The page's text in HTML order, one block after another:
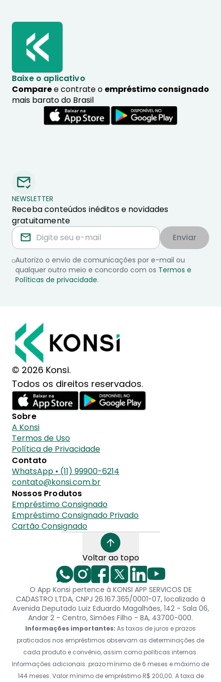
Baixe o aplicativo
Comparee contrate o empréstimo consignado
mais barato do Brasil
NEWSLETTER
Receba conteúdos inéditos e novidades
gratuitamente
Enviar
Autorizo o envio de comunicações por e-mail ou
qualquer outro meio e concordo com os Termos e
Políticas de privacidade.
© 2026 Konsi.
Todos os direitos reservados.
Sobre
A Konsi
Termos de Uso
Política de Privacidade
Contato
WhatsApp • (11) 99900-6214
contato@konsi.com.br
Nossos Produtos
Empréstimo Consignado
Empréstimo Consignado Privado
Cartão Consignado
Voltar ao topo
O App Konsi pertence à KONSI APP SERVICOS DE
CADASTRO LTDA, CNPJ 26.167.365/0001-07, localizado à
Avenida Deputado Luiz Eduardo Magalhães, 142 - Sala 06,
Andar 2 - Centro, Simões Filho - BA, 43700-000.
Informações importantes: As taxas de juros e prazos
praticados nos empréstimos observam as determinações de
cada produto e convênio, assim como políticas internas.
Informações adicionais: prazo mínimo de 6 meses e máximo de
144 meses. Valor mínimo de empréstimo R$ 200,00. A taxa de